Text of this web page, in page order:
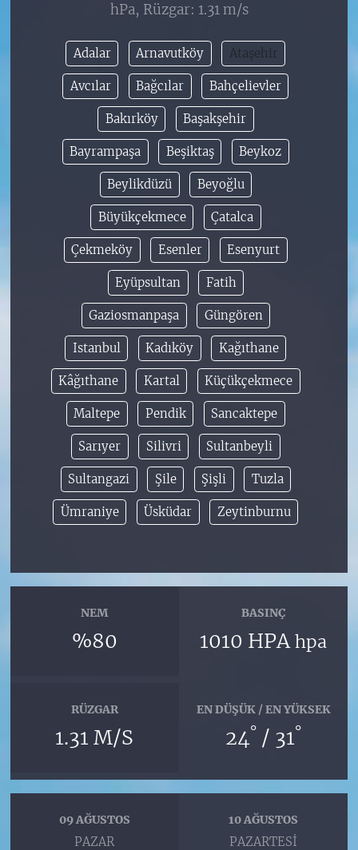
hPa, Rüzgar: 1.31 m/s
Adalar Arnavutköy Ataşehir
Avcılar Bağcılar Bahçelievler
Bakırköy Başakşehir
Bayrampaşa Beşiktaş Beykoz
Beylikdüzü Beyoğlu
Büyükçekmece Çatalca
Çekmeköy Esenler Esenyurt
Eyüpsultan Fatih
Gaziosmanpaşa Güngören
Istanbul Kadıköy Kağıthane
Kâğıthane Kartal Küçükçekmece
Maltepe Pendik Sancaktepe
Sarıyer Silivri Sultanbeyli
Sultangazi Şile Şişli Tuzla
Ümraniye Üsküdar Zeytinburnu
NEM
%80
BASINÇ
1010 HPAhpa
RÜZGAR
1.31 M/S
EN DÜŞÜK / EN YÜKSEK
24° / 31°
09 AĞUSTOS
PAZAR
10 AĞUSTOS
PAZARTESI